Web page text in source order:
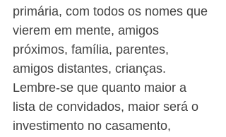
primária, com todos os nomes que
vierem em mente, amigos
próximos, família, parentes,
amigos distantes, crianças.
Lembre-se que quanto maior a
lista de convidados, maior será o
investimento no casamento,